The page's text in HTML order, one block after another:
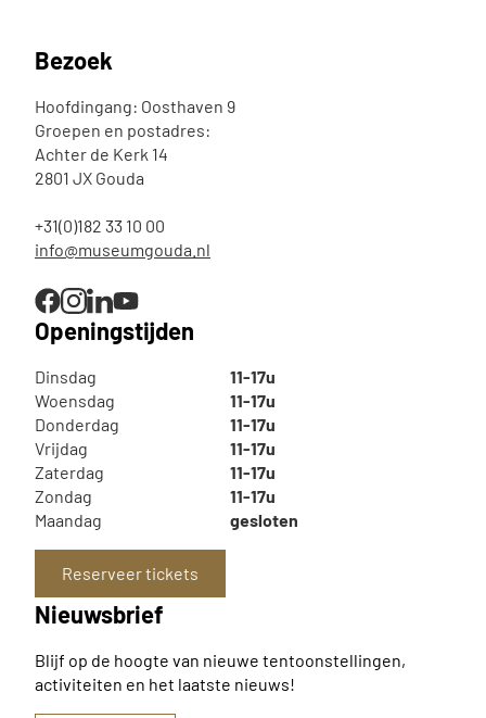
Bezoek
Hoofdingang: Oosthaven 9
Groepen en postadres:
Achter de Kerk 14
2801 JX Gouda
+31(0)182 33 10 00
info@museumgouda.nl
Openingstijden
Dinsdag
11-17u
Woensdag
11-17u
Donderdag
11-17u
Vrijdag
11-17u
Zaterdag
11-17u
Zondag
11-17u
Maandag
gesloten
Reserveer tickets
Nieuwsbrief
Blijf op de hoogte van nieuwe tentoonstellingen,
activiteiten en het laatste nieuws!